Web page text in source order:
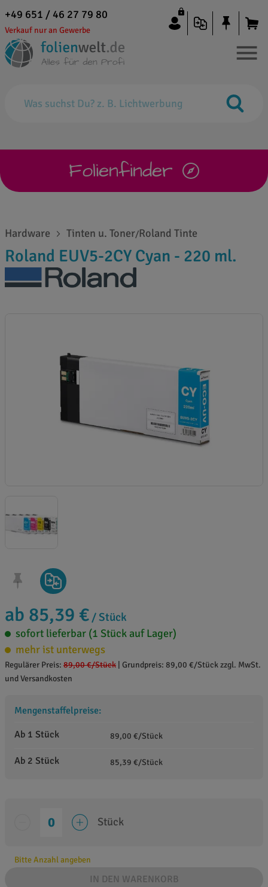
+49 651 / 46 27 79 80
Verkauf nur an Gewerbe
Folienfinder
Hardware Tinten u. Toner/Roland Tinte
Roland EUV5-2CY Cyan - 220 ml.
ab 85,39 € / Stück
sofort lieferbar (1 Stück auf Lager)
mehr ist unterwegs
Regulärer Preis: 89,00 €/Stück Grundpreis: 89,00 €/Stück zzgl. MwSt.
und Versandkosten
Mengenstaffelpreise:
Ab 1 Stück
89,00 €/Stück
Ab 2 Stück 85,39 €/Stück
Stück
Bitte Anzahl angeben
IN DEN WARENKORB